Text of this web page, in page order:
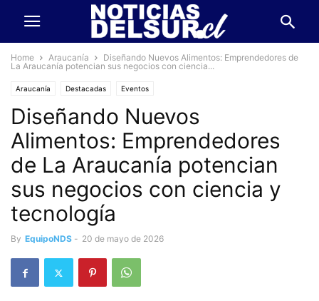
Home Araucanía
Diseñando Nuevos Alimentos: Emprendedores de
La Araucanía potencian sus negocios con ciencia...
Araucanía Destacadas Eventos
Diseñando Nuevos
Alimentos: Emprendedores
de La Araucanía potencian
sus negocios con ciencia y
tecnología
By EquipoNDS - 20 de mayo de 2026